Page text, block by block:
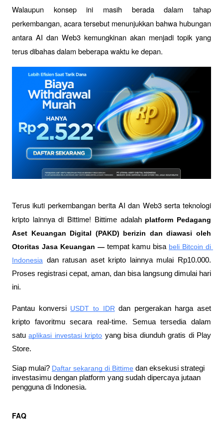
Walaupun konsep ini masih berada dalam tahap
perkembangan, acara tersebut menunjukkan bahwa hubungan
antara AI dan Web3 kemungkinan akan menjadi topik yang
terus dibahas dalam beberapa waktu ke depan.
Terus ikuti perkembangan berita AI dan Web3 serta teknologi
kripto lainnya di Bittime!
Bittime adalah platform Pedagang
Aset Keuangan Digital (PAKD) berizin dan diawasi oleh
Otoritas Jasa Keuangan — tempat kamu bisa beli Bitcoin di
Indonesia dan ratusan aset kripto lainnya mulai Rp10.000.
Proses registrasi cepat, aman, dan bisa langsung dimulai hari
ini.
Pantau konversi USDT to IDR dan pergerakan harga aset
kripto favoritmu secara real-time. Semua tersedia dalam
satu aplikasi investasi kripto yang bisa diunduh gratis di Play
Store.
Siap mulai? Daftar sekarang di Bittime dan eksekusi strategi
investasimu dengan platform yang sudah dipercaya jutaan
pengguna di Indonesia.
FAQ